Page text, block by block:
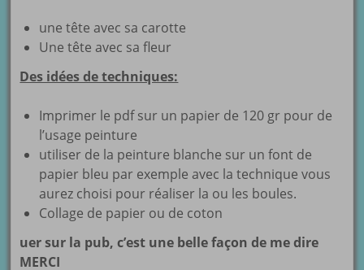
une tête avec sa carotte
Une tête avec sa fleur
Des idées de techniques:
Imprimer le pdf sur un papier de 120 gr pour de
l’usage peinture
utiliser de la peinture blanche sur un font de
papier bleu par exemple avec la technique vous
aurez choisi pour réaliser la ou les boules.
Collage de papier ou de coton
uer sur la pub, c’est une belle façon de me dire
MERCI